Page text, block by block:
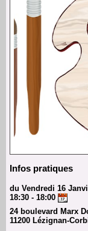
Infos pratiques
du Vendredi 16
18:30 - 18:00
24 boulevard Marx
11200 Lézignan-